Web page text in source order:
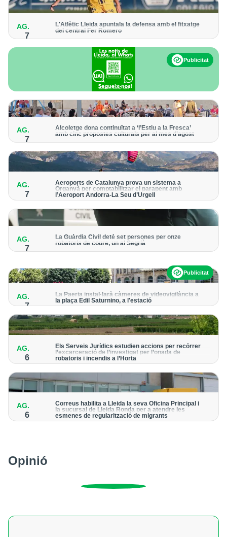
AG.
7
L'Atlètic Lleida apuntala la defensa amb el fitxatge
del central Fer Romero
Arriba per cobrir la lesió de llarga durada de Cristian Abreu
Publicitat
AG.
7
Alcoletge dona continuïtat a ‘l’Estiu a la Fresca’
amb cinc propostes culturals per al mes d’agost
Un dels grans protagonistes de la programació serà
AG.
7
Aeroports de Catalunya prova un sistema a
Organyà per comptabilitzar el parapent amb
l’Aeroport Andorra-La Seu d’Urgell
mòbil per donar pas als avions amb vols instrumentals
AG.
7
La Guàrdia Civil deté set persones per onze
robatoris de coure, un al Segrià
El grup hauria robat 85 tones de coure en empreses d'Aragó i
Publicitat
AG.
7
La Paeria instal·larà càmeres de videovigilància a
la plaça Edil Saturnino, a l'estació
AG.
6
Els Serveis Jurídics estudien accions per recórrer
l’excarceració de l’investigat per l’onada de
robatoris i incendis a l’Horta
legals disponibles després de la decisió judicial
AG.
6
Correus habilita a Lleida la seva Oficina Principal i
la sucursal de Lleida Ronda per a atendre les
esmenes de regularització de migrants
Opinió